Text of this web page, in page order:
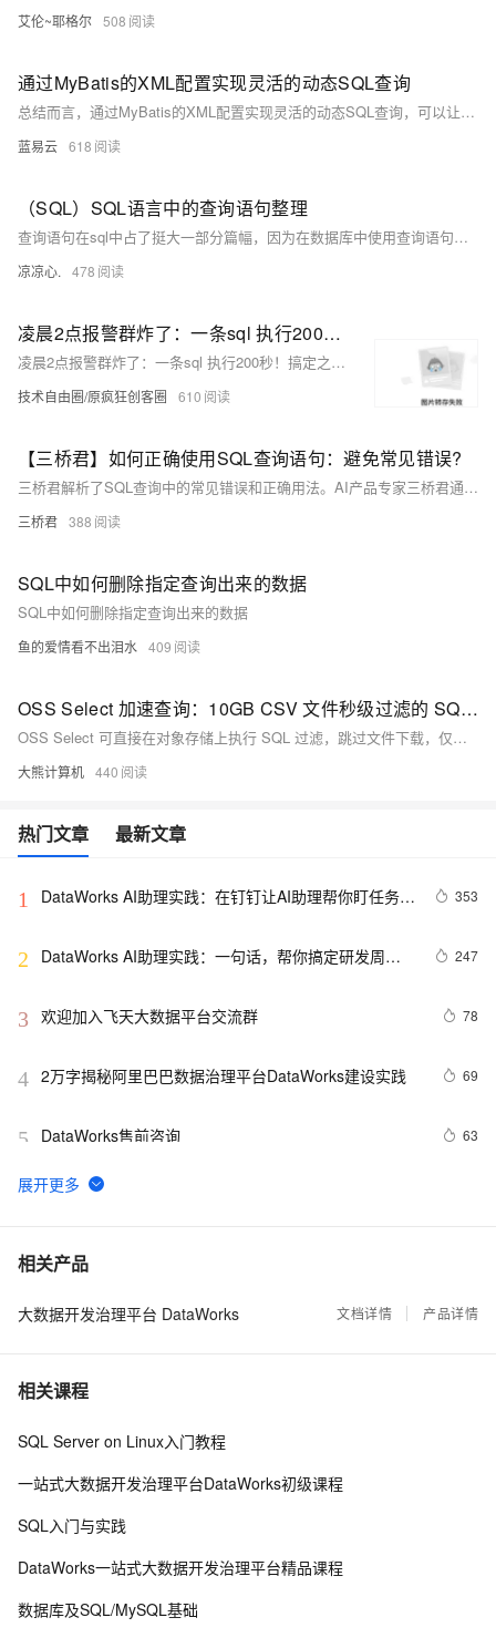
艾伦~耶格尔 508
通过MyBatis的XML配置实现灵活的动态SQL查询
总结而言，通过MyBatis的XML配置实现灵活的动态SQL查询，可以让开发者以声明式的方式构建SQL语句，既保证了SQL操作的灵活性，又简化了代码的复杂度。这种方式可以显著提高数据库操作的效率和代码的可维护性。
蓝易云 618
（SQL）SQL语言中的查询语句整理
查询语句在sql中占了挺大一部分篇幅，因为在数据库中使用查询语句的次数远多于更新与删除命令。而查询语句比起其他语句要更加的复杂，可因为sql是数据库不可或缺的一部分，所以即使不懂，也必须得弄懂，以上。
凉凉心. 478
凌晨2点报警群炸了：一条sql 执行200秒！搞定之后，我总结了一个慢SQL查询、定位分析解决的完整套路
凌晨2点报警群炸了：一条sql 执行200秒！搞定之后，我总结了一个慢SQL查询、定位分析解决的完整套路
技术自由圈/原疯狂创客圈 610
【三桥君】如何正确使用SQL查询语句：避免常见错误?
三桥君解析了SQL查询中的常见错误和正确用法。AI产品专家三桥君通过三个典型案例：1）属性重复比较错误，应使用IN而非AND；2）WHERE子句中非法使用聚合函数的错误，应改用HAVING；3）正确的分组查询示例。三桥君还介绍了学生、课程和选课三个关系模式，并分析了SQL查询中的属性比较、聚合函数使用和分组查询等关键概念。最后通过实战练习帮助读者巩固知识，强调掌握这些技巧对提升数据库查询效率的重要性。
三桥君 388
SQL中如何删除指定查询出来的数据
SQL中如何删除指定查询出来的数据
鱼的爱情看不出泪水 409
OSS Select 加速查询：10GB CSV 文件秒级过滤的 SQL 语法优化技巧
OSS Select 可直接在对象存储上执行 SQL 过滤，跳过文件下载，仅返回所需数据，性能比传统 ECS 方案提升 10~100 倍。通过减少返回列、使用等值查询、避免复杂函数、分区剪枝及压缩优化等技巧，可大幅降低扫描与传输量，显著提升查询效率并降低成本。
大熊计算机 440
热门文章 最新文章
1
DataWorks AI助理实践：在钉钉让AI助理帮你盯任务、
353
2
DataWorks AI助理实践：一句话，帮你搞定研发周
247
3 欢迎加入飞天大数据平台交流群 78
4 2万字揭秘阿里巴巴数据治理平台DataWorks建设实践 69
5 DataWorks售前咨询 63
6 DataWorks数据源问题之数据集成任务报错如何解决
7 DataWorks：新一代 Data+AI 数据开发与数据治理平台
8 DataWorks Data Agent：一句话搞定数据开发，让周期
36
9
下载
10DataWorks Copilot 集成Qwen3-235B-A22B混合推理模
相关产品
大数据开发治理平台 DataWorks 文档详情 产品详情
相关课程
SQL Server on Linux入门教程
一站式大数据开发治理平台DataWorks初级课程
SQL入门与实践
DataWorks一站式大数据开发治理平台精品课程
数据库及SQL/MySQL基础